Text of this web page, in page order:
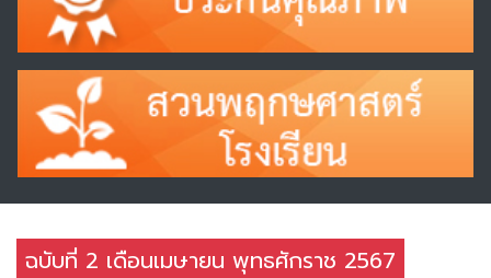
ฉบับที่ 2 เดือนเมษายน พุทธศักราช 2567